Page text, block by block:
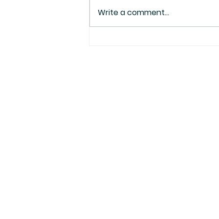
La Sagesse éternelle
Write a comment...